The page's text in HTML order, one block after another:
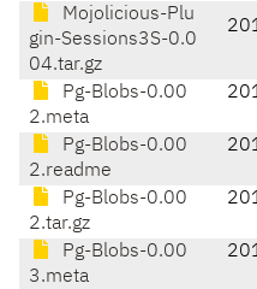
Mojolicious-Plu
gin-Sessions3S-0.0
04.tar.gz
Pg-Blobs-0.00
2.meta
Pg-Blobs-0.00
2.readme
Pg-Blobs-0.00
2.tar.gz
Pg-Blobs-0.00
3.meta